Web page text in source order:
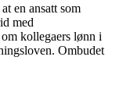
en ansatt som
med
kollegaers lønn i
Ombudet